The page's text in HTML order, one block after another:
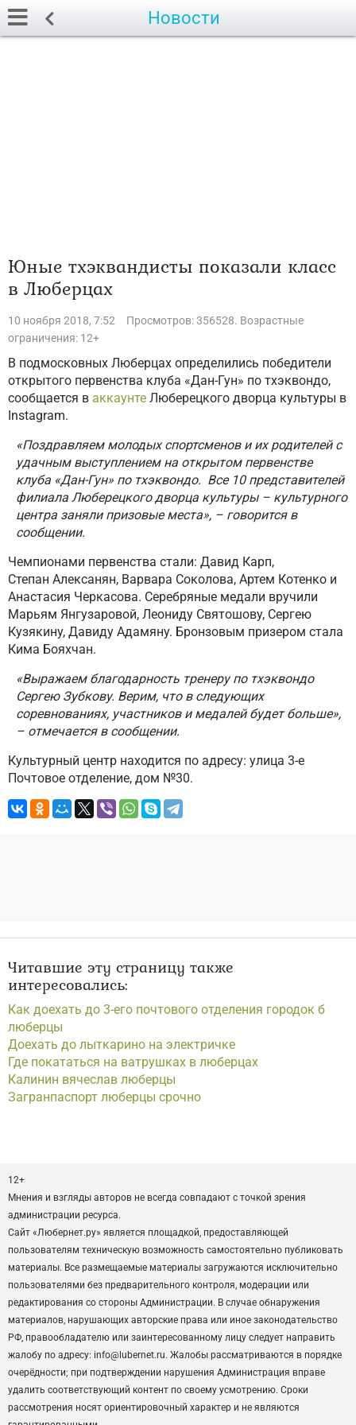
Новости
Юные тхэквандисты показали класс
в Люберцах
10 ноября 2018, 7:52
Просмотров: 356528. Возрастные
ограничения: 12+
В подмосковных Люберцах определились победители
открытого первенства клуба «Дан-Гун» по тхэквондо,
сообщается в аккаунте Люберецкого дворца культуры в
Instagram.
«Поздравляем молодых спортсменов и их родителей с
удачным выступлением на открытом первенстве
клуба «Дан-Гун» по тхэквондо. Все 10 представителей
филиала Люберецкого дворца культуры – культурного
центра заняли призовые места», – говорится в
сообщении.
Чемпионами первенства стали: Давид Карп,
Степан Алексанян, Варвара Соколова, Артем Котенко и
Анастасия Черкасова. Серебряные медали вручили
Марьям Янгузаровой, Леониду Святошову, Сергею
Кузякину, Давиду Адамяну. Бронзовым призером стала
Кима Бояхчан.
«Выражаем благодарность тренеру по тхэквондо
Сергею Зубкову. Верим, что в следующих
соревнованиях, участников и медалей будет больше»,
– отмечается в сообщении.
Культурный центр находится по адресу: улица 3-е
Почтовое отделение, дом №30.
Читавшие эту страницу также
интересовались:
Как доехать до 3-его почтового отделения городок б
люберцы
Доехать до лыткарино на электричке
Где покататься на ватрушках в люберцах
Калинин вячеслав люберцы
Загранпаспорт люберцы срочно
12+
Мнения и взгляды авторов не всегда совпадают с точкой зрения
администрации ресурса.
Сайт «Любернет.ру» является площадкой, предоставляющей
пользователям техническую возможность самостоятельно публиковать
материалы. Все размещаемые материалы загружаются исключительно
пользователями без предварительного контроля, модерации или
редактирования со стороны Администрации. В случае обнаружения
материалов, нарушающих авторские права или иное законодательство
РФ, правообладателю или заинтересованному лицу следует направить
жалобу по адресу: info@lubernet.ru. Жалобы рассматриваются в порядке
очерёдности; при подтверждении нарушения Администрация вправе
удалить соответствующий контент по своему усмотрению. Сроки
рассмотрения носят ориентировочный характер и не являются